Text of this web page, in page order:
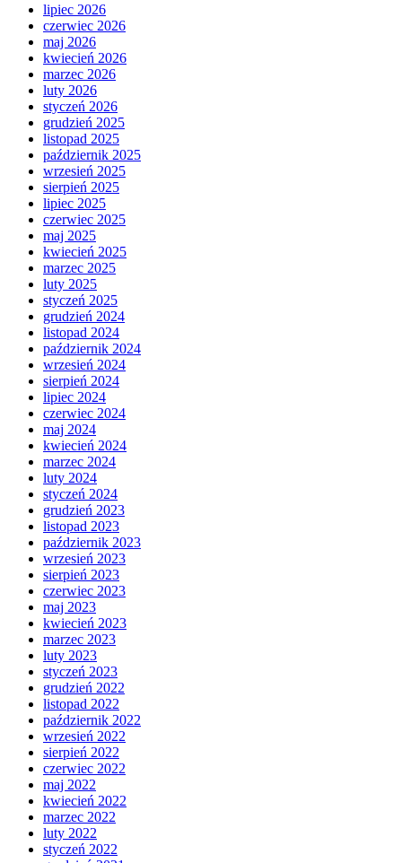
lipiec 2026
czerwiec 2026
maj 2026
kwiecień 2026
marzec 2026
luty 2026
styczeń 2026
grudzień 2025
listopad 2025
październik 2025
wrzesień 2025
sierpień 2025
lipiec 2025
czerwiec 2025
maj 2025
kwiecień 2025
marzec 2025
luty 2025
styczeń 2025
grudzień 2024
listopad 2024
październik 2024
wrzesień 2024
sierpień 2024
lipiec 2024
czerwiec 2024
maj 2024
kwiecień 2024
marzec 2024
luty 2024
styczeń 2024
grudzień 2023
listopad 2023
październik 2023
wrzesień 2023
sierpień 2023
czerwiec 2023
maj 2023
kwiecień 2023
marzec 2023
luty 2023
styczeń 2023
grudzień 2022
listopad 2022
październik 2022
wrzesień 2022
sierpień 2022
czerwiec 2022
maj 2022
kwiecień 2022
marzec 2022
luty 2022
styczeń 2022